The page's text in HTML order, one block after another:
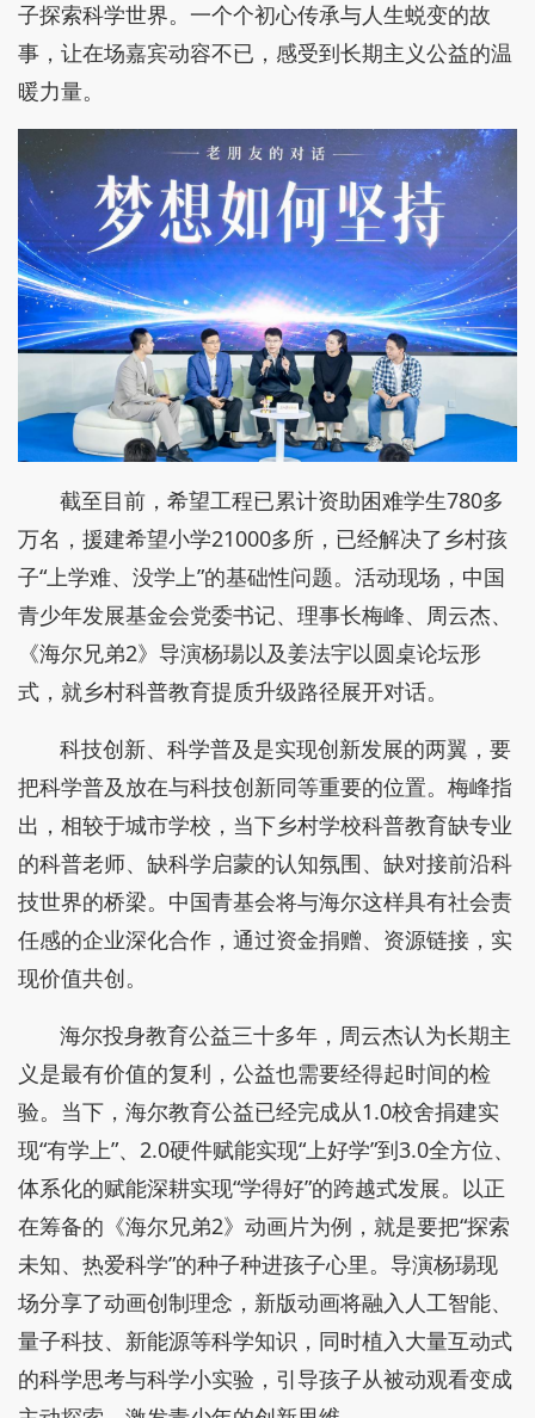
子探索科学世界。一个个初心传承与人生蜕变的故
事，让在场嘉宾动容不已，感受到长期主义公益的温
暖力量。
截至目前，希望工程已累计资助困难学生780多
万名，援建希望小学21000多所，已经解决了乡村孩
子“上学难、没学上”的基础性问题。活动现场，中国
青少年发展基金会党委书记、理事长梅峰、周云杰、
《海尔兄弟2》导演杨瑒以及姜法宇以圆桌论坛形
式，就乡村科普教育提质升级路径展开对话。
科技创新、科学普及是实现创新发展的两翼，要
把科学普及放在与科技创新同等重要的位置。梅峰指
出，相较于城市学校，当下乡村学校科普教育缺专业
的科普老师、缺科学启蒙的认知氛围、缺对接前沿科
技世界的桥梁。中国青基会将与海尔这样具有社会责
任感的企业深化合作，通过资金捐赠、资源链接，实
现价值共创。
海尔投身教育公益三十多年，周云杰认为长期主
义是最有价值的复利，公益也需要经得起时间的检
验。当下，海尔教育公益已经完成从1.0校舍捐建实
现“有学上”、2.0硬件赋能实现“上好学”到3.0全方位、
体系化的赋能深耕实现“学得好”的跨越式发展。以正
在筹备的《海尔兄弟2》动画片为例，就是要把“探索
未知、热爱科学”的种子种进孩子心里。导演杨瑒现
场分享了动画创制理念，新版动画将融入人工智能、
量子科技、新能源等科学知识，同时植入大量互动式
的科学思考与科学小实验，引导孩子从被动观看变成